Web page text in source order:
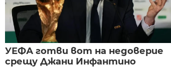
УЕФА готви вот на недоверие
срещу Джани Инфантино